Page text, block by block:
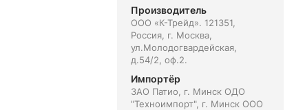
Производитель
ООО «К-Трейд». 121351,
Россия, г. Москва,
ул.Молодогвардейская,
д.54/2, оф.2.
Импортёр
ЗАО Патио, г. Минск ОДО
"Техноимпорт", г. Минск ООО